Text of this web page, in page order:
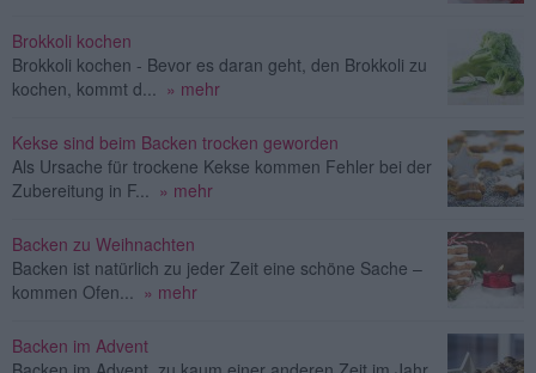
Brokkoli kochen
Brokkoli kochen - Bevor es daran geht, den Brokkoli zu
kochen, kommt d...
» mehr
Kekse sind beim Backen trocken geworden
Als Ursache für trockene Kekse kommen Fehler bei der
Zubereitung in F...
» mehr
Backen zu Weihnachten
Backen ist natürlich zu jeder Zeit eine schöne Sache –
kommen Ofen...
» mehr
Backen im Advent